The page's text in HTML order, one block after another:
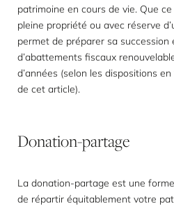
patrimoine en cours de vie. Que
pleine propriété ou avec réserve
permet de préparer sa succession
d’abattements fiscaux
d’années (selon les dispositions
de cet article).
Donation-partage
La donation-partage est une
de répartir équitablement votre